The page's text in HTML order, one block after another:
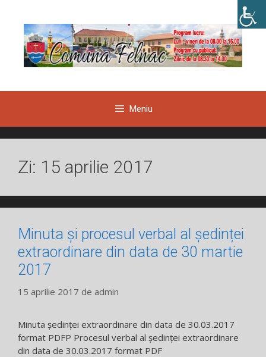
conținut
Meniu
Zi: 15 aprilie 2017
Minuta și procesul verbal al ședinței
extraordinare din data de 30 martie
2017
15 aprilie 2017 de admin
Minuta ședinței extraordinare din data de 30.03.2017
format PDFP Procesul verbal al ședinței extraordinare
din data de 30.03.2017 format PDF